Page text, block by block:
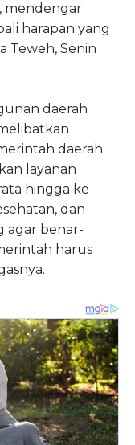
mendengar
harapan yang
Teweh, Senin
daerah
daerah
layanan
hingga ke
dan
agar benar-
harus